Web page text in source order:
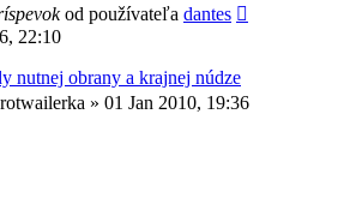
od používateľa dantes
22:10
nutnej obrany a krajnej núdze
rotwailerka » 01 Jan 2010, 19:36